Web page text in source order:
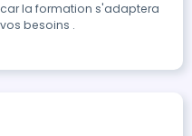
la formation s'adaptera
besoins .